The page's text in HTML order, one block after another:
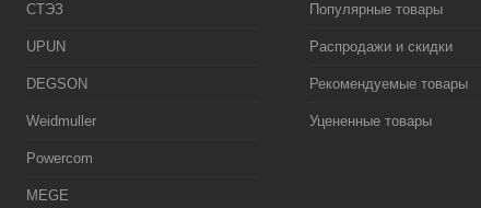
СТЭЗ
UPUN
DEGSON
Weidmuller
Powercom
MEGE
Популярные товары
Распродажи и скидки
Рекомендуемые товары
Уцененные товары